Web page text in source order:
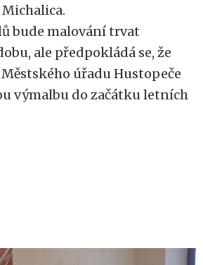
bude malování trvat
ale předpokládá se, že
úřadu Hustopeče
výmalbu do začátku letních